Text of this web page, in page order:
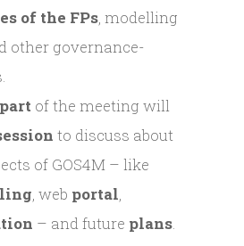
of the FPs, modelling
other governance-
part of the meeting will
to discuss about
of GOS4M – like
, web portal,
– and future plans.